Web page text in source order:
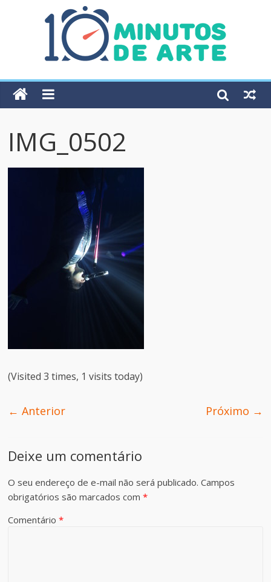
IMG_0502
(Visited 3 times, 1 visits today)
← Anterior Próximo →
Deixe um comentário
O seu endereço de e-mail não será publicado. Campos
obrigatórios são marcados com*
Comentário*